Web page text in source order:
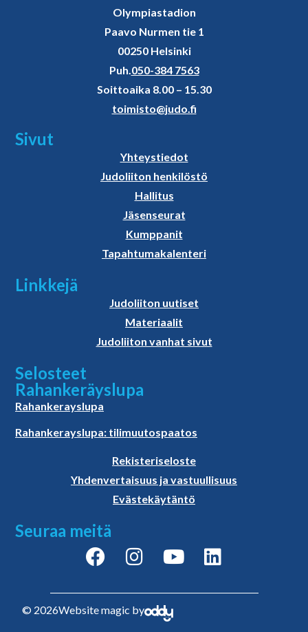
Olympiastadion
Paavo Nurmen tie 1
00250 Helsinki
Puh.050-384 7563
Soittoaika 8.00 – 15.30
toimisto@judo.fi
Sivut
Yhteystiedot
Judoliiton henkilöstö
Hallitus
Jäsenseurat
Kumppanit
Tapahtumakalenteri
Linkkejä
Judoliiton uutiset
Materiaalit
Judoliiton vanhat sivut
Selosteet
Rahankeräyslupa
Rahankerayslupa
Rahankerayslupa: tilimuutospaatos
Rekisteriseloste
Yhdenvertaisuus ja vastuullisuus
Evästekäytäntö
Seuraa meitä
© 2026Website magic by